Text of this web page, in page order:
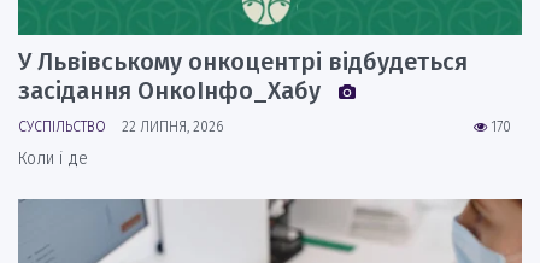
У Львівському онкоцентрі відбудеться
засідання ОнкоІнфо_Хабу
170
СУСПІЛЬСТВО 22 ЛИПНЯ, 2026
Коли і де